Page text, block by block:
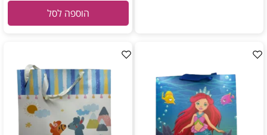
הוספה לסל